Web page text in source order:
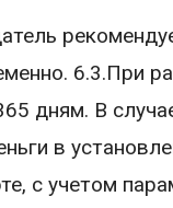
6.3.При
дням. В
в
с учетом